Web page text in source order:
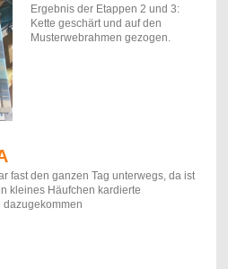
Ergebnis der Etappen 2 und 3:
Kette geschärt und auf den
Musterwebrahmen gezogen.
fast den ganzen Tag unterwegs, da ist
kleines Häufchen kardierte
dazugekommen